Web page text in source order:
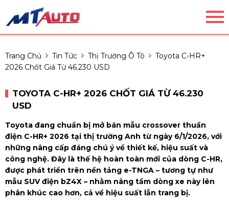
Trang Chủ Tin Tức Thị Trường Ô Tô
Toyota C-HR+
2026 Chốt Giá Từ 46.230 USD
TOYOTA C-HR+ 2026 CHỐT GIÁ TỪ 46.230
USD
Toyota đang chuẩn bị mở bán mẫu crossover thuần
điện C-HR+ 2026 tại thị trường Anh từ ngày 6/1/2026, với
những nâng cấp đáng chú ý về thiết kế, hiệu suất và
công nghệ. Đây là thế hệ hoàn toàn mới của dòng C-HR,
được phát triển trên nền tảng e-TNGA – tương tự như
mẫu SUV điện bZ4X – nhằm nâng tầm dòng xe này lên
phân khúc cao hơn, cả về hiệu suất lẫn trang bị.